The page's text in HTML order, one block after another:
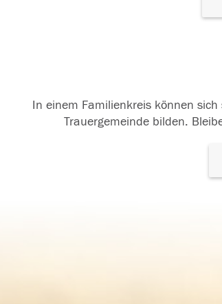
In einem Familienkreis können
Trauergemeinde bilden.